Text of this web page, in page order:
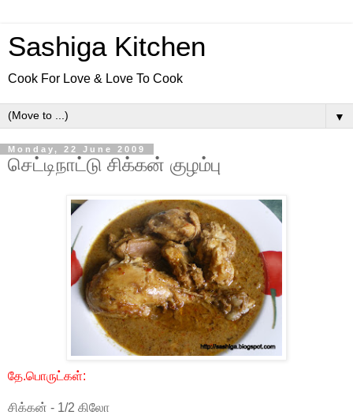
Sashiga Kitchen
Cook For Love & Love To Cook
▼
Monday, 22 June 2009
செட்டிநாட்டு சிக்கன் குழம்பு
தே.பொருட்கள்:
சிக்கன் - 1/2 கிலோ